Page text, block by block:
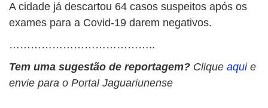
A cidade já descartou 64 casos suspeitos após os
exames para a Covid-19 darem negativos.
…………………………………..
Tem uma sugestão de reportagem? Clique aqui e
envie para o Portal Jaguariunense